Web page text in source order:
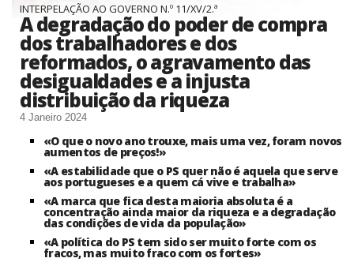
INTERPELAÇÃO AO GOVERNO N.º 11/XV/2.ª
A degradação do poder de compra
dos trabalhadores e dos
reformados, o agravamento das
desigualdades e a injusta
distribuição da riqueza
4 Janeiro 2024
«O que o novo ano trouxe, mais uma vez, foram novos
aumentos de preços!»
«A estabilidade que o PS quer não é aquela que serve
aos portugueses e a quem cá vive e trabalha»
«A marca que fica desta maioria absoluta é a
concentração ainda maior da riqueza e a degradação
das condições de vida da população»
«A política do PS tem sido ser muito forte com os
fracos, mas muito fraco com os fortes»